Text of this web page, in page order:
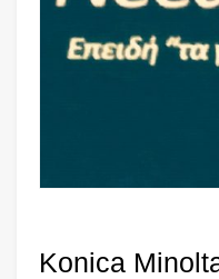
Konica